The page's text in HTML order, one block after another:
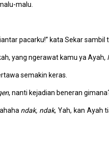
malu.
pacarku!” kata Sekar sambil
yang ngerawat kamu ya Ayah,
semakin keras.
, nanti kejadian beneran
ndak, ndak, Yah, kan Ayah